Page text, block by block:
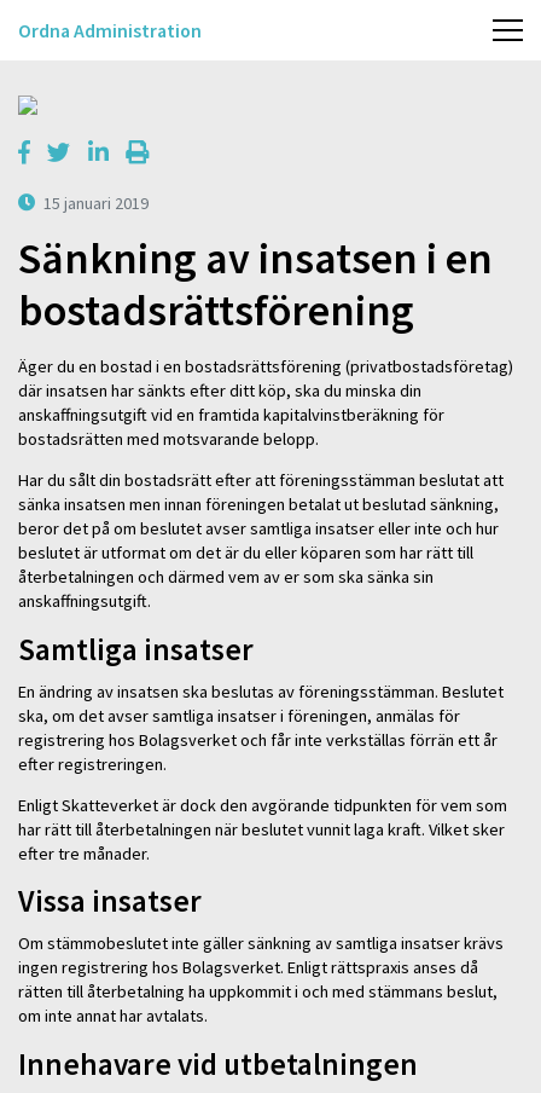
Ordna Administration
15 januari 2019
Sänkning av insatsen i en
bostadsrättsförening
Äger du en bostad i en bostadsrättsförening (privatbostadsföretag)
där insatsen har sänkts efter ditt köp, ska du minska din
anskaffningsutgift vid en framtida kapitalvinstberäkning för
bostadsrätten med motsvarande belopp.
Har du sålt din bostadsrätt efter att föreningsstämman beslutat att
sänka insatsen men innan föreningen betalat ut beslutad sänkning,
beror det på om beslutet avser samtliga insatser eller inte och hur
beslutet är utformat om det är du eller köparen som har rätt till
återbetalningen och därmed vem av er som ska sänka sin
anskaffningsutgift.
Samtliga insatser
En ändring av insatsen ska beslutas av föreningsstämman. Beslutet
ska, om det avser samtliga insatser i föreningen, anmälas för
registrering hos Bolagsverket och får inte verkställas förrän ett år
efter registreringen.
Enligt Skatteverket är dock den avgörande tidpunkten för vem som
har rätt till återbetalningen när beslutet vunnit laga kraft. Vilket sker
efter tre månader.
Vissa insatser
Om stämmobeslutet inte gäller sänkning av samtliga insatser krävs
ingen registrering hos Bolagsverket. Enligt rättspraxis anses då
rätten till återbetalning ha uppkommit i och med stämmans beslut,
om inte annat har avtalats.
Innehavare vid utbetalningen